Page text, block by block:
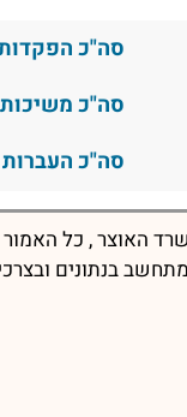
סה"כ
סה"כ
סה"כ העברות
האוצר , כל האמור
בנתונים